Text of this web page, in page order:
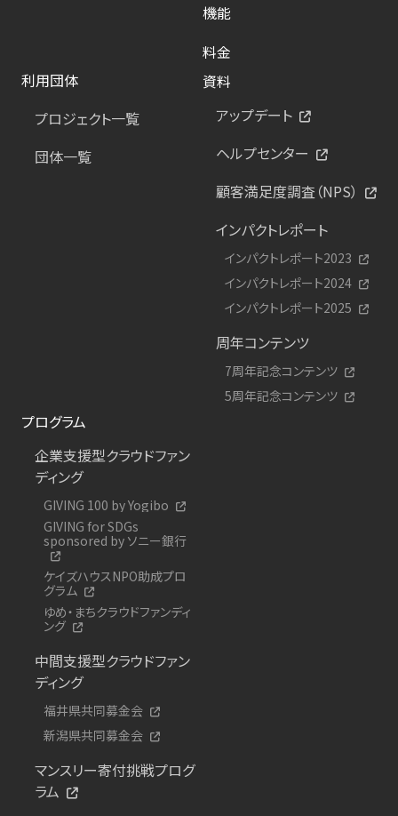
機能
料金
利用団体
プロジェクト一覧
団体一覧
資料
アップデート
ヘルプセンター
顧客満足度調査（NPS）
インパクトレポート
インパクトレポート2023
インパクトレポート2024
インパクトレポート2025
周年コンテンツ
7周年記念コンテンツ
5周年記念コンテンツ
プログラム
企業支援型クラウドファン
ディング
GIVING 100 by Yogibo
GIVING for SDGs
sponsored by ソニー銀行
ケイズハウスNPO助成プロ
グラム
ゆめ・まちクラウドファンディ
ング
中間支援型クラウドファン
ディング
福井県共同募金会
新潟県共同募金会
マンスリー寄付挑戦プログ
ラム